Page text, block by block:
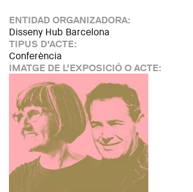
ENTIDAD ORGANIZADORA:
Disseny Hub Barcelona
TIPUS D'ACTE:
Conferència
IMATGE DE L'EXPOSICIÓ O ACTE: